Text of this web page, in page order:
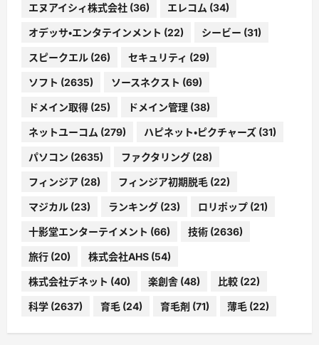
エヌアイシィ株式会社 (36) エレコム (34)
オデッサ・エンタテインメント (22) シービー (31)
スピークエル (26) セキュリティ (29)
ソフト (2635) ソースネクスト (69)
ドメイン取得 (25) ドメイン管理 (38)
ネットユーコム (279) ハピネット・ピクチャーズ (31)
パソコン (2635) ファクタリング (28)
フィンジア (28) フィンジア初期脱毛 (22)
マジカル (23) ランキング (23) ロリポップ (21)
十影堂エンターテイメント (66) 技術 (2636)
旅行 (20) 株式会社AHS (54)
株式会社デネット (40) 楽創舎 (48) 比較 (22)
科学 (2637) 育毛 (24) 育毛剤 (71) 薄毛 (22)